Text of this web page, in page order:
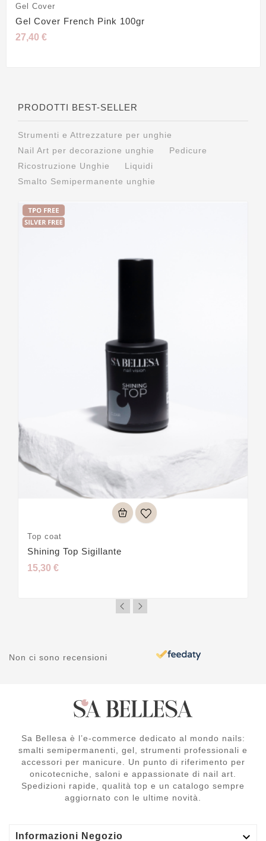
Gel Cover
Gel Cover French Pink 100gr
27,40 €
PRODOTTI BEST-SELLER
Strumenti e Attrezzature per unghie
Nail Art per decorazione unghie
Pedicure
Ricostruzione Unghie
Liquidi
Smalto Semipermanente unghie
Top coat
Shining Top Sigillante
15,30 €
Non ci sono recensioni
Sa Bellesa è l’e-commerce dedicato al mondo nails:
smalti semipermanenti, gel, strumenti professionali e
accessori per manicure. Un punto di riferimento per
onicotecniche, saloni e appassionate di nail art.
Spedizioni rapide, qualità top e un catalogo sempre
aggiornato con le ultime novità.
Informazioni Negozio 